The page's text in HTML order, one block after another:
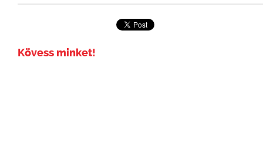
Kövess minket!